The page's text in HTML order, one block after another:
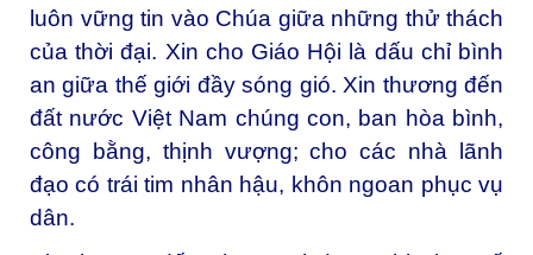
luôn vững tin vào Chúa giữa những thử thách
của thời đại. Xin cho Giáo Hội là dấu chỉ bình
an giữa thế giới đầy sóng gió. Xin thương đến
đất nước Việt Nam chúng con, ban hòa bình,
công bằng, thịnh vượng; cho các nhà lãnh
đạo có trái tim nhân hậu, khôn ngoan phục vụ
dân.